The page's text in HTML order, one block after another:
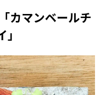
カマンベールチ